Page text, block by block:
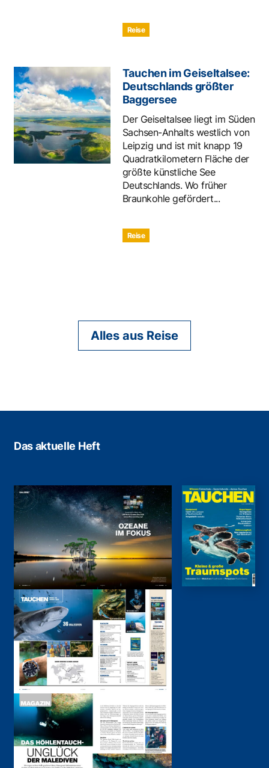
Reise
Tauchen im Geiseltalsee:
Deutschlands größter
Baggersee
Der Geiseltalsee liegt im Süden
Sachsen-Anhalts westlich von
Leipzig und ist mit knapp 19
Quadratkilometern Fläche der
größte künstliche See
Deutschlands. Wo früher
Braunkohle gefördert...
Reise
Alles aus Reise
Das aktuelle Heft